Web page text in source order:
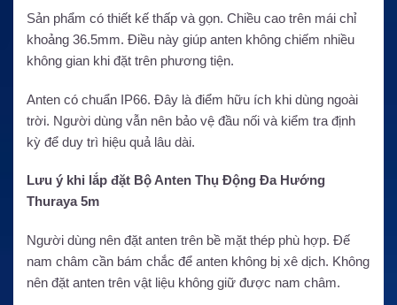
Sản phẩm có thiết kế thấp và gọn. Chiều cao trên mái chỉ
khoảng 36.5mm. Điều này giúp anten không chiếm nhiều
không gian khi đặt trên phương tiện.
Anten có chuẩn IP66. Đây là điểm hữu ích khi dùng ngoài
trời. Người dùng vẫn nên bảo vệ đầu nối và kiểm tra định
kỳ để duy trì hiệu quả lâu dài.
Lưu ý khi lắp đặt Bộ Anten Thụ Động Đa Hướng
Thuraya 5m
Người dùng nên đặt anten trên bề mặt thép phù hợp. Đế
nam châm cần bám chắc để anten không bị xê dịch. Không
nên đặt anten trên vật liệu không giữ được nam châm.